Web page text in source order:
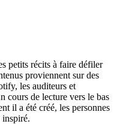
petits récits à faire défiler
proviennent sur des
les auditeurs et
cours de lecture vers le bas
il a été créé, les personnes